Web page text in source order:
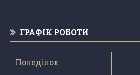
ГРАФІК РОБОТИ
Понеділок